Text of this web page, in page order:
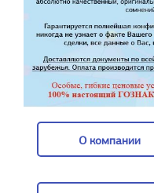
О компании